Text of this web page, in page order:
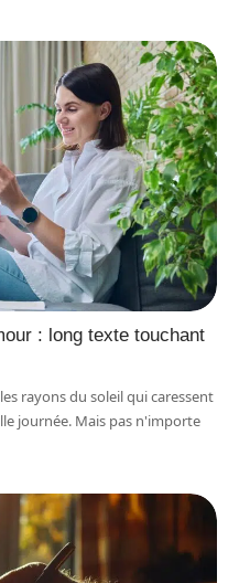
: long texte touchant
rayons du soleil qui caressent
journée. Mais pas n'importe